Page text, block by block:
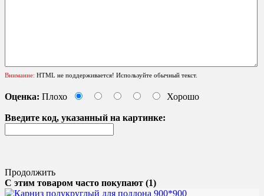
Внимание: HTML не поддерживается! Используйте обычный текст.
Оценка: Плохо Хорошо
Введите код, указанный на картинке:
Продолжить
С этим товаром часто покупают (1)